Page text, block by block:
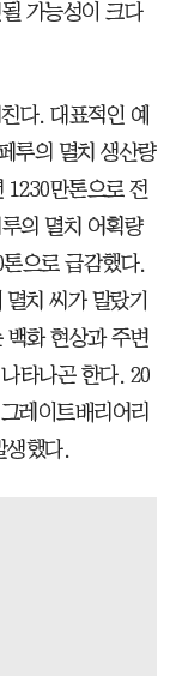
가능성이 크다
다. 대표적인 예
루의 멸치 생산량
1230만톤으로 전
의 멸치 어획량
으로 급감했다.
치 씨가 말랐기
백화 현상과 주변
타나곤 한다. 20
레이트배리어리
생했다.